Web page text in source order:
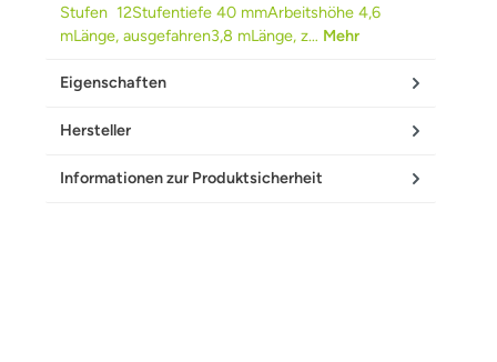
Stufen 12Stufentiefe 40 mmArbeitshöhe 4,6
mLänge, ausgefahren3,8 mLänge, z… Mehr
Eigenschaften
Hersteller
Informationen zur Produktsicherheit